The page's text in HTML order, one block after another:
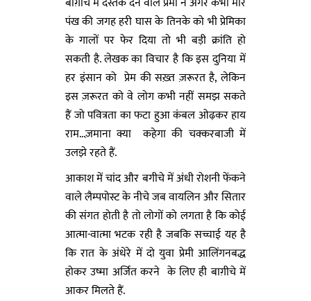
पंख की जगह हरी घास के तिनके को भी प्रेमिका
के गालों पर फेर दिया तो भी बड़ी क्रांति हो
सकती है. लेखक का विचार है कि इस दुनिया में
हर इंसान को प्रेम की सख़्त ज़रूरत है, लेकिन
इस ज़रूरत को वे लोग कभी नहीं समझ सकते
हैं जो पवित्रता का फटा हुआ कंबल ओढ़कर हाय
राम...ज़माना क्या कहेगा की चक्करबाजी में
उलझे रहते हैं.
आकाश में चांद और बगीचे में अंधी रोशनी फेंकने
वाले लैम्पपोस्ट के नीचे जब वायलिन और सितार
की संगत होती है तो लोगों को लगता है कि कोई
आत्मा-वात्मा भटक रही है जबकि सच्चाई यह है
कि रात के अंधेरे में दो युवा प्रेमी आलिंगनबद्ध
होकर उष्मा अर्जित करने के लिए ही बाग़ीचे में
आकर मिलते हैं.